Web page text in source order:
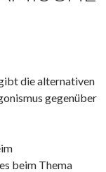
die alternativen
gegenüber
beim Thema